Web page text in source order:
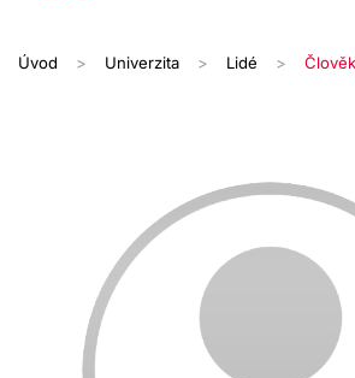
Úvod Univerzita Lidé Člověk